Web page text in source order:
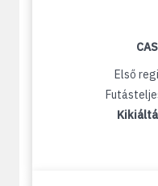
Első